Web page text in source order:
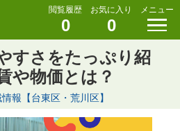
閲覧履歴
0
お気に入り
0
メニュー
すさをたっぷり紹
や物価とは？
報【台東区・荒川区】